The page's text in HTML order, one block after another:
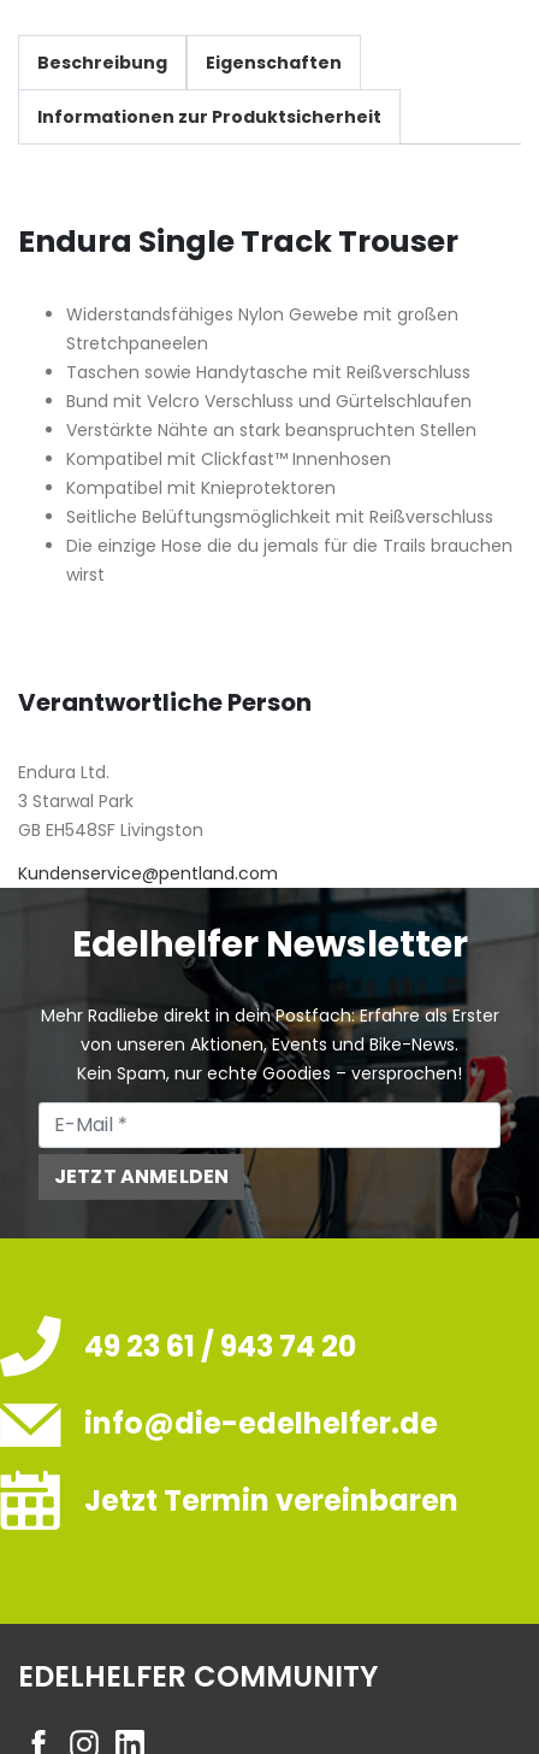
Beschreibung Eigenschaften
Informationen zur Produktsicherheit
Endura Single Track Trouser
Widerstandsfähiges Nylon Gewebe mit großen
Stretchpaneelen
Taschen sowie Handytasche mit Reißverschluss
Bund mit Velcro Verschluss und Gürtelschlaufen
Verstärkte Nähte an stark beanspruchten Stellen
Kompatibel mit Clickfast™ Innenhosen
Kompatibel mit Knieprotektoren
Seitliche Belüftungsmöglichkeit mit Reißverschluss
Die einzige Hose die du jemals für die Trails brauchen
wirst
Verantwortliche Person
Endura Ltd.
3 Starwal Park
GB EH548SF Livingston
Kundenservice@pentland.com
Edelhelfer Newsletter
Mehr Radliebe direkt in dein Postfach: Erfahre als Erster
von unseren Aktionen, Events und Bike-News.
Kein Spam, nur echte Goodies – versprochen!
JETZT ANMELDEN
49 23 61 / 943 74 20
info@die-edelhelfer.de
Jetzt Termin vereinbaren
EDELHELFER COMMUNITY